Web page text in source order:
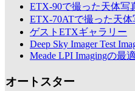
ETX-90で撮った天体写
ETX-70ATで撮った天体
ゲストETXギャラリー
Deep Sky Imager Test
Meade LPI Imagingの最
オートスター